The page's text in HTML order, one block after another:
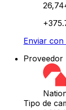
Enviar con
Proveedor
Tipo de